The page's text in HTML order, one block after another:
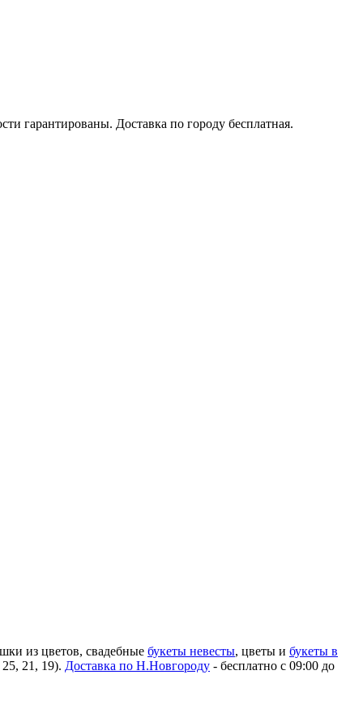
гарантированы. Доставка по городу бесплатная.
из цветов, свадебные букеты невесты, цветы и букеты в
21, 19). Доставка по Н.Новгороду - бесплатно с 09:00 до